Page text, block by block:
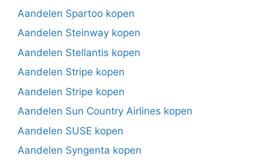
Aandelen Spartoo kopen
Aandelen Steinway kopen
Aandelen Stellantis kopen
Aandelen Stripe kopen
Aandelen Stripe kopen
Aandelen Sun Country Airlines kopen
Aandelen SUSE kopen
Aandelen Syngenta kopen